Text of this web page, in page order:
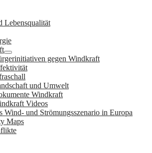
Lebensqualität
gegen Windkraft
und Umwelt
Windkraft
Videos
Wind- und Strömungsszenario in Europa
Maps